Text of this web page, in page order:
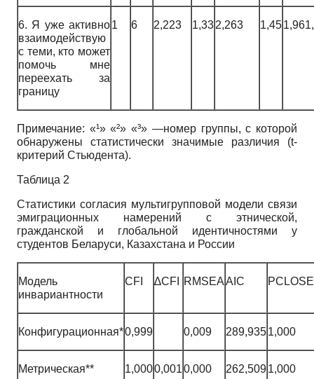
6. Я уже активно
взаимодействую
с теми, кто может
помочь мне
переехать за
границу
1 6 2,223 1,332,263 1,45
Примечание: «¹» «²» «³» —номер группы, с которой
обнаружены статистически значимые различия (t-
критерий Стьюдента).
Таблица 2
Статистики согласия мультигрупповой модели связи
эмиграционных намерений с этнической,
гражданской и глобальной идентичностями у
студентов Беларуси, Казахстана и России
Модель
инвариантности
CFI ∆CFI RMSEAAIC PCLOSE
Конфигурационная*0,999 0,009 289,9351,000
Метрическая** 1,0000,0010,000 262,5091,000